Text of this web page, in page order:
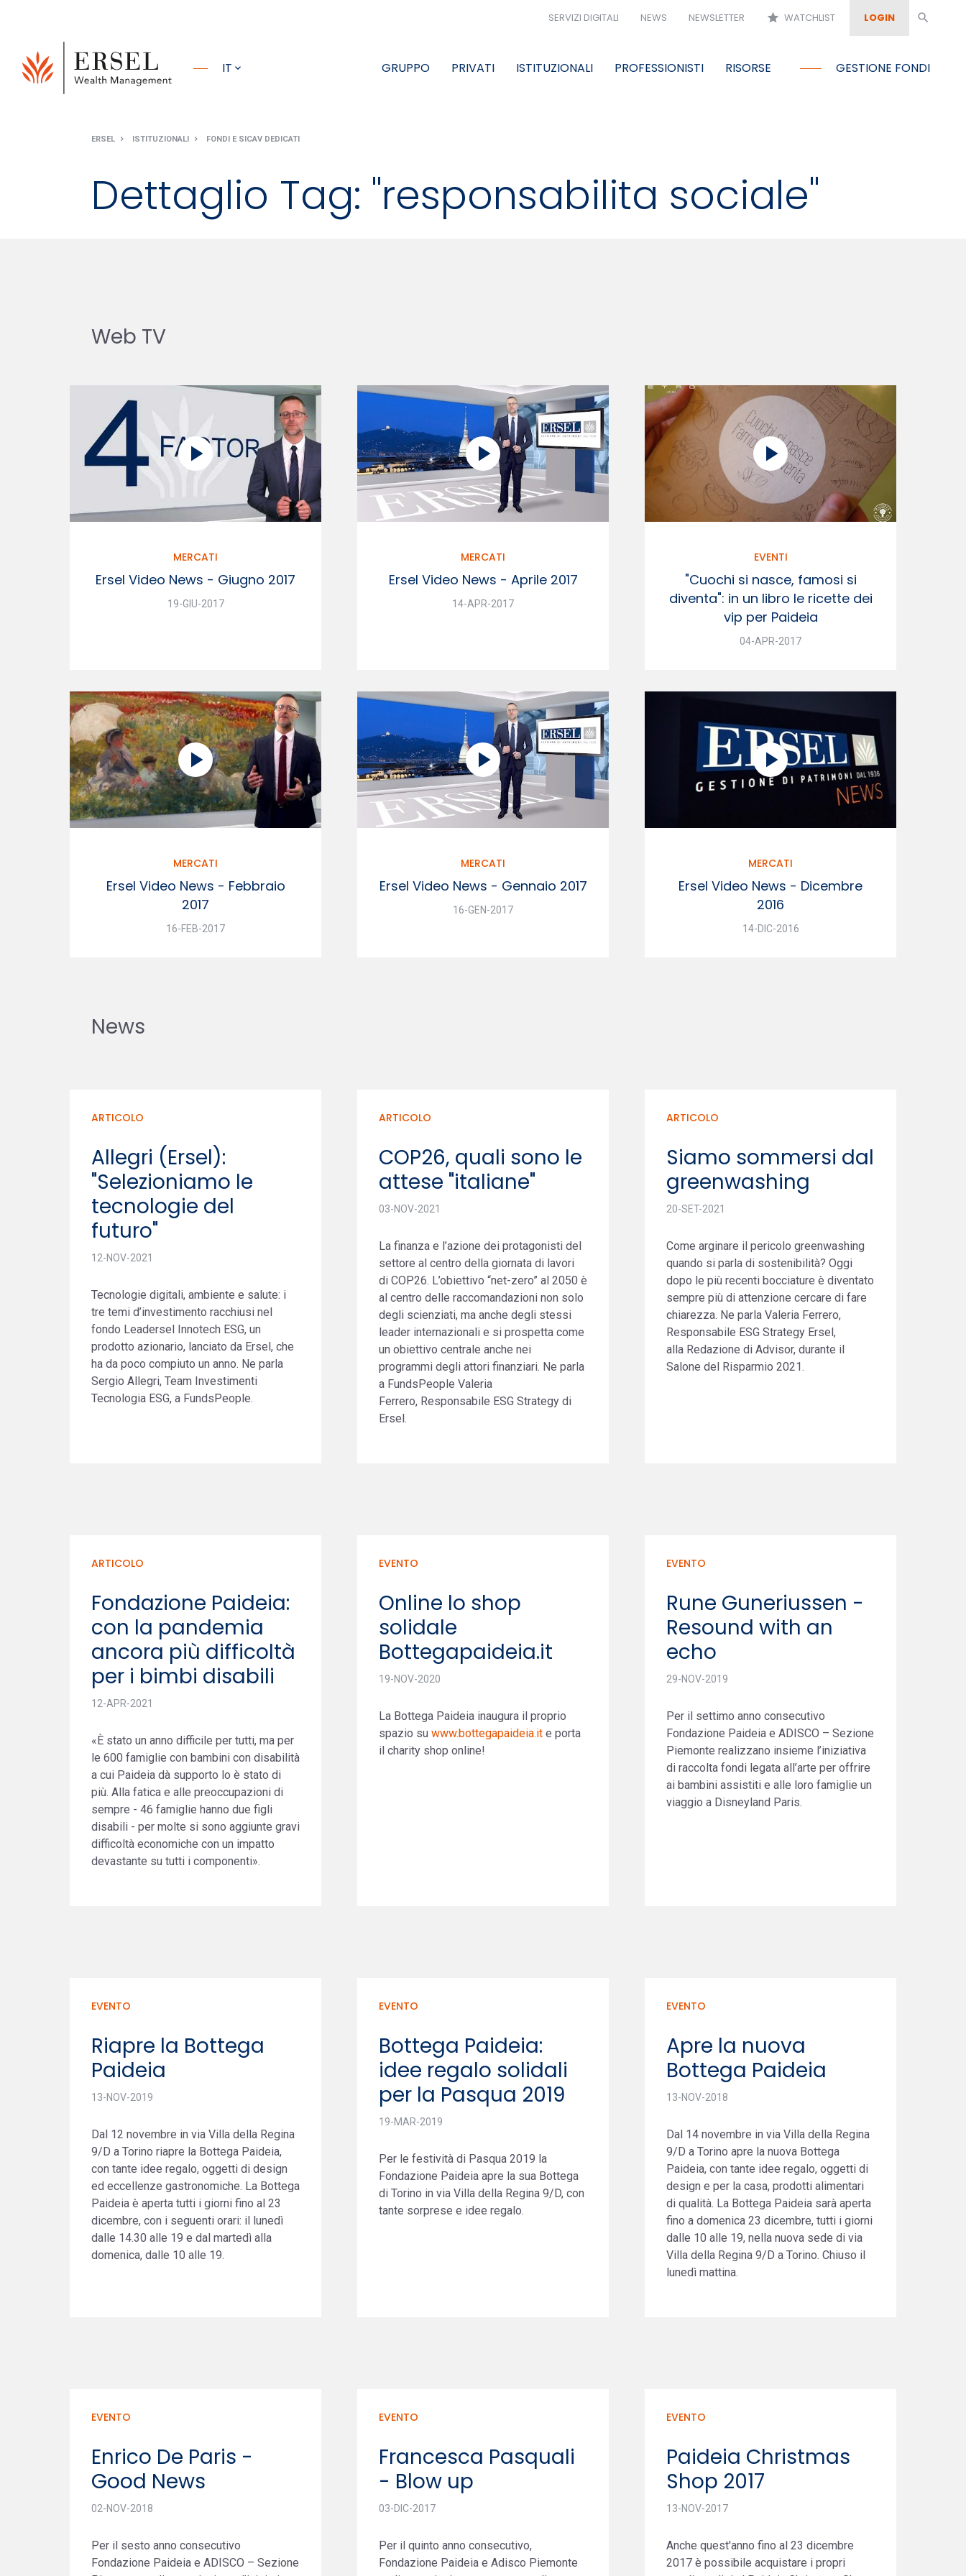
SERVIZI DIGITALI NEWS NEWSLETTER star WATCHLIST LOGIN search
IT GRUPPO PRIVATI ISTITUZIONALI PROFESSIONISTI RISORSE GESTIONE FONDI
ERSEL ISTITUZIONALI FONDI E SICAV DEDICATI
Dettaglio Tag: "responsabilita sociale"
Web TV
MERCATI
Ersel Video News - Giugno 2017
19-GIU-2017
MERCATI
Ersel Video News - Aprile 2017
14-APR-2017
EVENTI
"Cuochi si nasce, famosi si
diventa": in un libro le ricette dei
vip per Paideia
04-APR-2017
MERCATI
Ersel Video News - Febbraio
2017
16-FEB-2017
MERCATI
Ersel Video News - Gennaio 2017
16-GEN-2017
MERCATI
Ersel Video News - Dicembre
2016
14-DIC-2016
News
ARTICOLO
Allegri (Ersel):
"Selezioniamo le
tecnologie del
futuro"
12-NOV-2021
Tecnologie digitali, ambiente e salute: i
tre temi d’investimento racchiusi nel
fondo Leadersel Innotech ESG, un
prodotto azionario, lanciato da Ersel, che
ha da poco compiuto un anno. Ne parla
Sergio Allegri, Team Investimenti
Tecnologia ESG, a FundsPeople.
ARTICOLO
COP26, quali sono le
attese "italiane"
03-NOV-2021
La finanza e l’azione dei protagonisti del
settore al centro della giornata di lavori
di COP26. L’obiettivo “net-zero” al 2050 è
al centro delle raccomandazioni non solo
degli scienziati, ma anche degli stessi
leader internazionali e si prospetta come
un obiettivo centrale anche nei
programmi degli attori finanziari. Ne parla
a FundsPeople Valeria
Ferrero, Responsabile ESG Strategy di
Ersel.
ARTICOLO
Siamo sommersi dal
greenwashing
20-SET-2021
Come arginare il pericolo greenwashing
quando si parla di sostenibilità? Oggi
dopo le più recenti bocciature è diventato
sempre più di attenzione cercare di fare
chiarezza. Ne parla Valeria Ferrero,
Responsabile ESG Strategy Ersel,
alla Redazione di Advisor, durante il
Salone del Risparmio 2021.
ARTICOLO
Fondazione Paideia:
con la pandemia
ancora più difficoltà
per i bimbi disabili
12-APR-2021
«È stato un anno difficile per tutti, ma per
le 600 famiglie con bambini con disabilità
a cui Paideia dà supporto lo è stato di
più. Alla fatica e alle preoccupazioni di
sempre - 46 famiglie hanno due figli
disabili - per molte si sono aggiunte gravi
difficoltà economiche con un impatto
devastante su tutti i componenti».
EVENTO
Online lo shop
solidale
Bottegapaideia.it
19-NOV-2020
La Bottega Paideia inaugura il proprio
spazio su www.bottegapaideia.it e porta
il charity shop online!
EVENTO
Rune Guneriussen -
Resound with an
echo
29-NOV-2019
Per il settimo anno consecutivo
Fondazione Paideia e ADISCO – Sezione
Piemonte realizzano insieme l’iniziativa
di raccolta fondi legata all’arte per offrire
ai bambini assistiti e alle loro famiglie un
viaggio a Disneyland Paris.
EVENTO
Riapre la Bottega
Paideia
13-NOV-2019
Dal 12 novembre in via Villa della Regina
9/D a Torino riapre la Bottega Paideia,
con tante idee regalo, oggetti di design
ed eccellenze gastronomiche. La Bottega
Paideia è aperta tutti i giorni fino al 23
dicembre, con i seguenti orari: il lunedì
dalle 14.30 alle 19 e dal martedì alla
domenica, dalle 10 alle 19.
EVENTO
Bottega Paideia:
idee regalo solidali
per la Pasqua 2019
19-MAR-2019
Per le festività di Pasqua 2019 la
Fondazione Paideia apre la sua Bottega
di Torino in via Villa della Regina 9/D, con
tante sorprese e idee regalo.
EVENTO
Apre la nuova
Bottega Paideia
13-NOV-2018
Dal 14 novembre in via Villa della Regina
9/D a Torino apre la nuova Bottega
Paideia, con tante idee regalo, oggetti di
design e per la casa, prodotti alimentari
di qualità. La Bottega Paideia sarà aperta
fino a domenica 23 dicembre, tutti i giorni
dalle 10 alle 19, nella nuova sede di via
Villa della Regina 9/D a Torino. Chiuso il
lunedì mattina.
EVENTO
Enrico De Paris -
Good News
02-NOV-2018
Per il sesto anno consecutivo
Fondazione Paideia e ADISCO – Sezione
EVENTO
Francesca Pasquali
- Blow up
03-DIC-2017
Per il quinto anno consecutivo,
Fondazione Paideia e Adisco Piemonte
EVENTO
Paideia Christmas
Shop 2017
13-NOV-2017
Anche quest'anno fino al 23 dicembre
2017 è possibile acquistare i propri